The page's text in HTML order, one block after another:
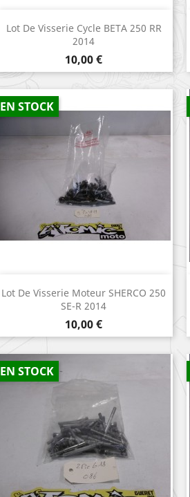
Lot De Visserie Cycle BETA 250 RR
2014
Prix
10,00 €
Aperçu rapide
Lot De Visserie Moteur SHERCO 250
SE-R 2014
Prix
10,00 €
EN STOCK
Aperçu rapide
EN STOCK